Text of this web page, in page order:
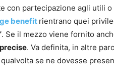
con partecipazione agli utili
benefit rientrano quei
. Se il mezzo viene fornito
. Va definita, in altre
se ne dovesse